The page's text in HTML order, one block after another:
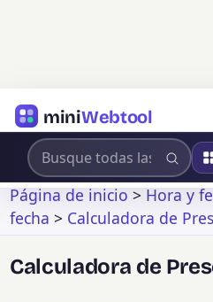
miniWebtool
Página de inicio>Hora y
fecha > Calculadora de
Calculadora de